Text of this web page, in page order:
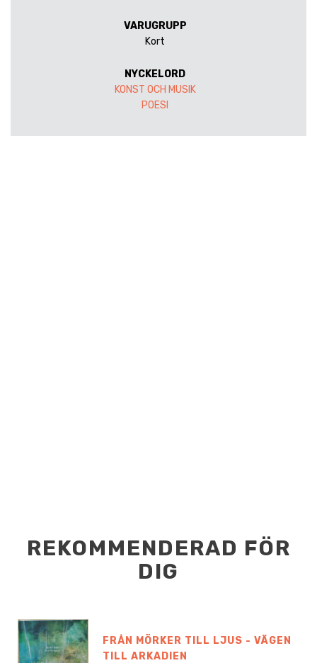
VARUGRUPP
Kort
NYCKELORD
KONST OCH MUSIK
POESI
REKOMMENDERAD FÖR
DIG
FRÅN MÖRKER TILL LJUS - VÄGEN
TILL ARKADIEN